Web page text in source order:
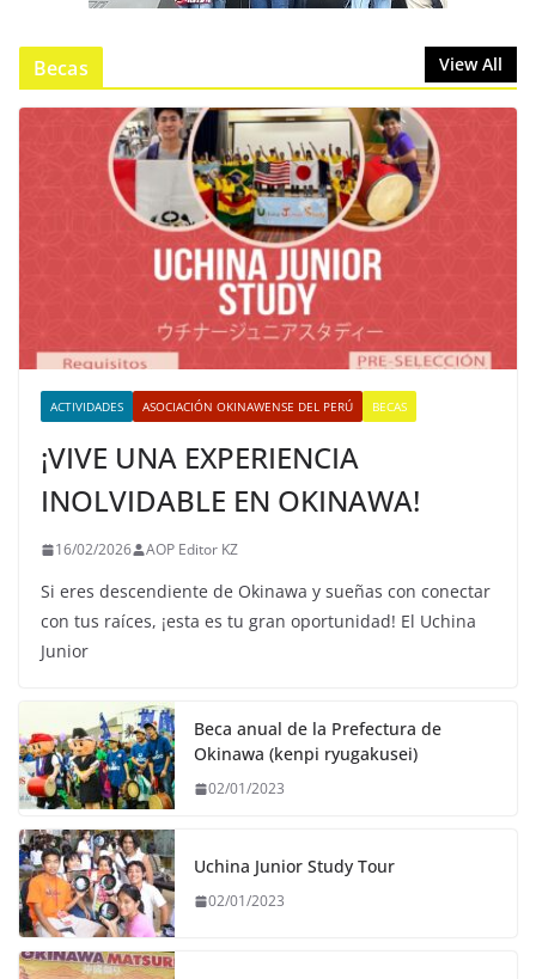
Becas View All
ACTIVIDADES ASOCIACIÓN OKINAWENSE DEL PERÚ BECAS
¡VIVE UNA EXPERIENCIA
INOLVIDABLE EN OKINAWA!
16/02/2026 AOP Editor KZ
Si eres descendiente de Okinawa y sueñas con conectar
con tus raíces, ¡esta es tu gran oportunidad! El Uchina
Junior
Beca anual de la Prefectura de
Okinawa (kenpi ryugakusei)
02/01/2023
Uchina Junior Study Tour
02/01/2023